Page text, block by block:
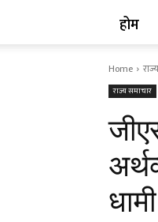
होम
Home
राज्य समाचार
धामी